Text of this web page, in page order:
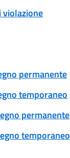
violazione
permanente
temporaneo
permanente
temporaneo